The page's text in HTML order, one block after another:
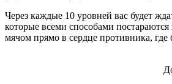
Через каждые 10 уровней вас будет
которые всеми способами постараются
мячом прямо в сердце противника, где